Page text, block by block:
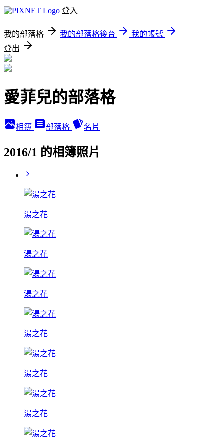
登入
我的部落格 我的部落格後台
我的帳號
登出
愛菲兒的部落格
相簿 部落格 名片
2016/1 的相簿照片
湯之花
湯之花
湯之花
湯之花
湯之花
湯之花